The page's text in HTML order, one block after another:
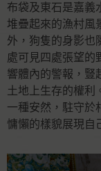
布袋及東石是嘉義
堆疊起來的漁村風
外，狗隻的身影也
處可見四處張望的
響體內的警報，豎
土地上⽣存的權利
⼀種安然，駐守於
慵懶的樣貌展現自